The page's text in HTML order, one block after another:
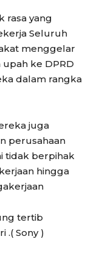
rasa yang
Seluruh
menggelar
ke DPRD
dalam rangka
juga
perusahaan
tidak berpihak
hingga
tertib
.( Sony )